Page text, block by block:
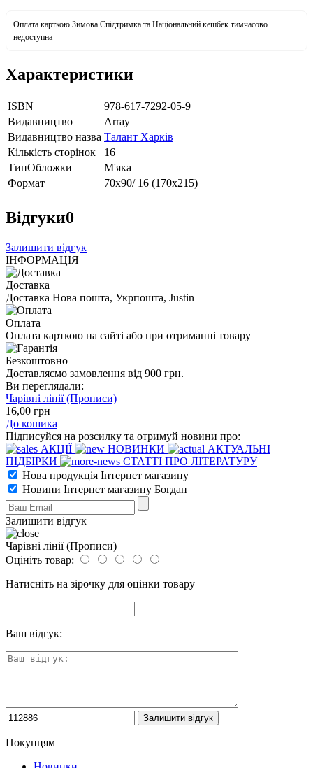
Оплата карткою Зимова Єпідтримка та Національний кешбек тимчасово
недоступна
Характеристики
ISBN
978-617-7292-05-9
Видавництво
Array
Видавництво назва Талант Харків
Кількість сторінок
16
ТипОбложки
М'яка
Формат
70х90/ 16 (170х215)
Відгуки0
Залишити відгук
ІНФОРМАЦІЯ
Доставка
Доставка Нова пошта, Укрпошта, Justin
Оплата
Оплата карткою на сайті або при отриманні товару
Безкоштовно
Доставляємо замовлення від 900 грн.
Ви переглядали:
Чарівні лінії (Прописи)
16,00 грн
До кошика
Підписуйся на розсилку та отримуй новини про:
АКЦІЇ
НОВИНКИ
АКТУАЛЬНІ
ПІДБІРКИ
СТАТТІ ПРО ЛІТЕРАТУРУ
Нова продукція Інтернет магазину
Новини Інтернет магазину Богдан
Залишити відгук
Чарівні лінії (Прописи)
Оцініть товар:
Натисніть на зірочку для оцінки товару
Ваш відгук:
Покупцям